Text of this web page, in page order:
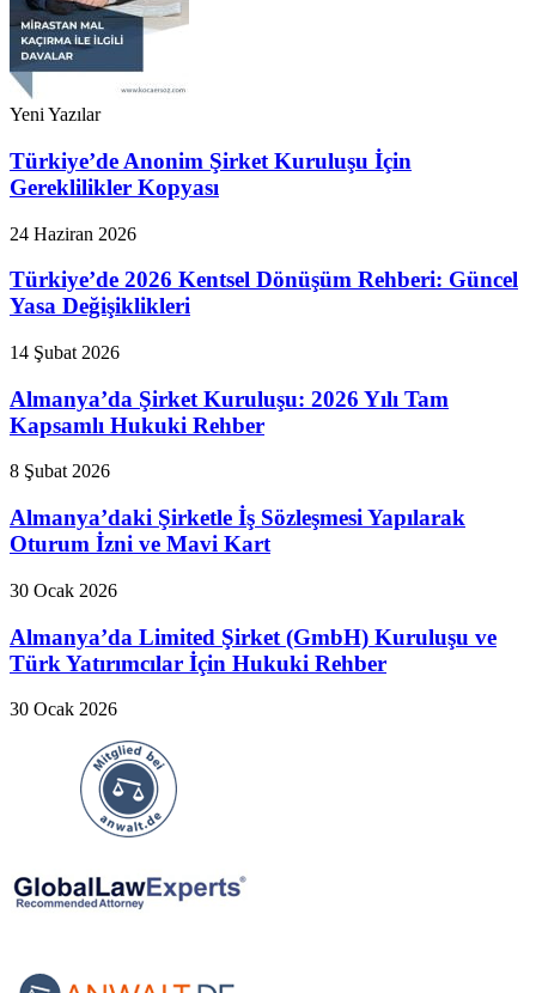
Yeni Yazılar
Türkiye’de Anonim Şirket Kuruluşu İçin
Gereklilikler Kopyası
24 Haziran 2026
Türkiye’de 2026 Kentsel Dönüşüm Rehberi: Güncel
Yasa Değişiklikleri
14 Şubat 2026
Almanya’da Şirket Kuruluşu: 2026 Yılı Tam
Kapsamlı Hukuki Rehber
8 Şubat 2026
Almanya’daki Şirketle İş Sözleşmesi Yapılarak
Oturum İzni ve Mavi Kart
30 Ocak 2026
Almanya’da Limited Şirket (GmbH) Kuruluşu ve
Türk Yatırımcılar İçin Hukuki Rehber
30 Ocak 2026